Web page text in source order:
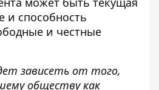
и способность
и честные
зависеть от того,
обществу как